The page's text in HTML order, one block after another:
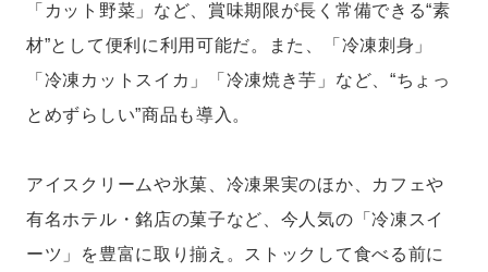
「カット野菜」など、賞味期限が長く常備できる“素
材”として便利に利用可能だ。また、「冷凍刺身」
「冷凍カットスイカ」「冷凍焼き芋」など、“ちょっ
とめずらしい”商品も導入。
アイスクリームや氷菓、冷凍果実のほか、カフェや
有名ホテル・銘店の菓子など、今人気の「冷凍スイ
ーツ」を豊富に取り揃え。ストックして食べる前に